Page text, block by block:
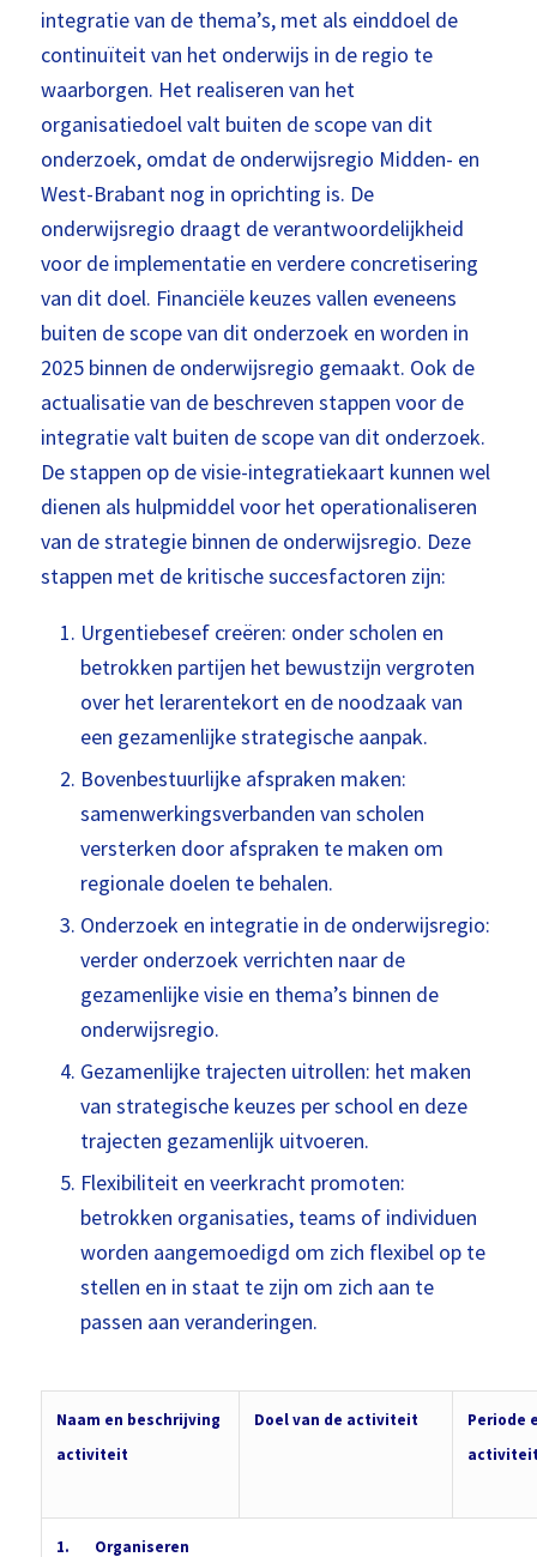
integratie van de thema’s, met als einddoel de
continuïteit van het onderwijs in de regio te
waarborgen. Het realiseren van het
organisatiedoel valt buiten de scope van dit
onderzoek, omdat de onderwijsregio Midden- en
West-Brabant nog in oprichting is. De
onderwijsregio draagt de verantwoordelijkheid
voor de implementatie en verdere concretisering
van dit doel. Financiële keuzes vallen eveneens
buiten de scope van dit onderzoek en worden in
2025 binnen de onderwijsregio gemaakt. Ook de
actualisatie van de beschreven stappen voor de
integratie valt buiten de scope van dit onderzoek.
De stappen op de visie-integratiekaart kunnen wel
dienen als hulpmiddel voor het operationaliseren
van de strategie binnen de onderwijsregio. Deze
stappen met de kritische succesfactoren zijn:
Urgentiebesef creëren: onder scholen en
betrokken partijen het bewustzijn vergroten
over het lerarentekort en de noodzaak van
een gezamenlijke strategische aanpak.
Bovenbestuurlijke afspraken maken:
samenwerkingsverbanden van scholen
versterken door afspraken te maken om
regionale doelen te behalen.
Onderzoek en integratie in de onderwijsregio:
verder onderzoek verrichten naar de
gezamenlijke visie en thema’s binnen de
onderwijsregio.
Gezamenlijke trajecten uitrollen: het maken
van strategische keuzes per school en deze
trajecten gezamenlijk uitvoeren.
Flexibiliteit en veerkracht promoten:
betrokken organisaties, teams of individuen
worden aangemoedigd om zich flexibel op te
stellen en in staat te zijn om zich aan te
passen aan veranderingen.
Naam en beschrijving
activiteit
Doel van de activiteit
Periode
1. Organiseren